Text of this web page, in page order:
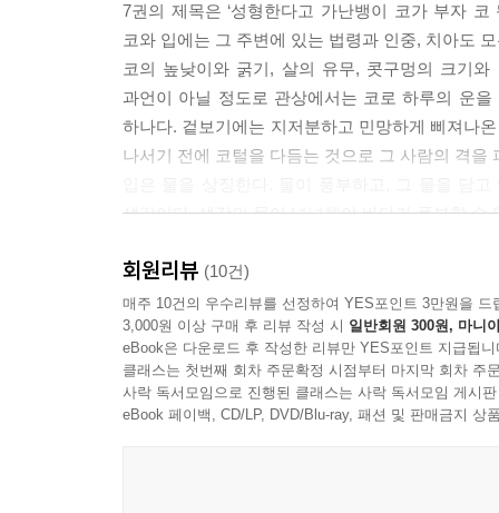
7권의 제목은 ‘성형한다고 가난뱅이 코가 부자
코와 입에는 그 주변에 있는 법령과 인중, 치아도
코의 높낮이와 굵기, 살의 유무, 콧구멍의 크기
과언이 아닐 정도로 관상에서는 코로 하루의 운
하나다. 겉보기에는 지저분하고 민망하게 삐져나
나서기 전에 코털을 다듬는 것으로 그 사람의 격을
샛강이다. 샛강의 물이 넉넉해야 바다가 풍부할
말해왔다. 꼴 연재를 시작하고 2년, 그동안 상법
한층 깊이 있는 관상 체계를 알려준다. 성형을
있을까? 한층 깊어진 꼴의 세계에서 인생의 길흉
13만 장의 그림을 그리는 동안
평생 따라다녔던 허영만 화백의 화두 ‘얼굴’의 비밀!
회원리뷰 (10건)
매주 10건의 우수리뷰를 선정하여 YES포인트 3만원을 드
3,000원 이상 구매 후 리뷰 작성 시 일반회원 300원, 마니
eBook은 다운로드 후 작성한 리뷰만 YES포인트 지급됩니
클래스는 첫번째 회차 주문확정 시점부터 마지막 회차 주
사락 독서모임으로 진행된 클래스는 사락 독서모임 게시
eBook 페이백, CD/LP, DVD/Blu-ray, 패션 및 판매금지 상